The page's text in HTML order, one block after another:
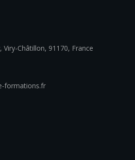
Viry-Châtillon, 91170, France
formations.fr